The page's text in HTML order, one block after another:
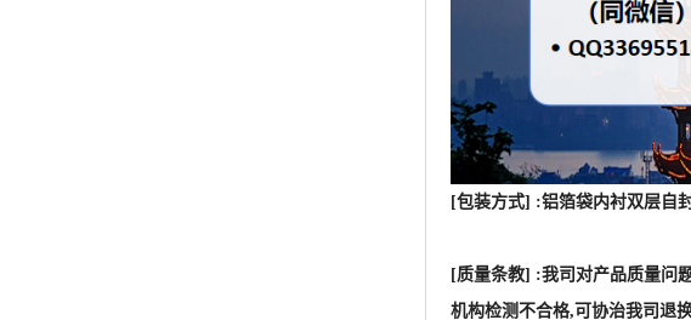
[包装方式] :铝箔袋内衬双层自
[质量条教] :我司对产品质量问
机构检测不合格,可协治我司退换